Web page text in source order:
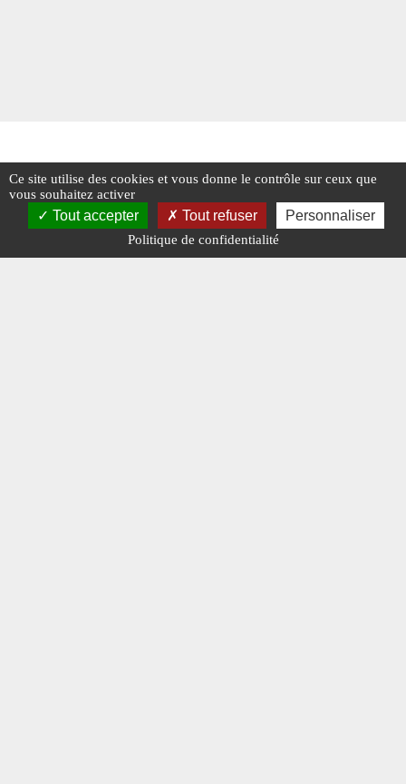
Ce site utilise des cookies et vous donne le contrôle sur ceux que
vous souhaitez activer
Tout accepter Tout refuser Personnaliser
Politique de confidentialité